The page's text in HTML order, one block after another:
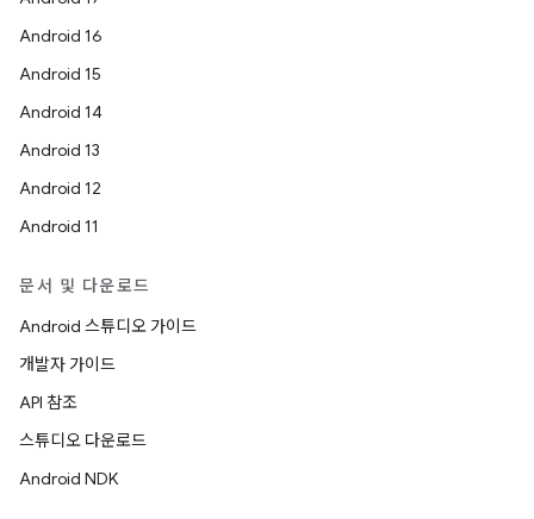
Android 16
Android 15
Android 14
Android 13
Android 12
Android 11
문서 및 다운로드
Android 스튜디오 가이드
개발자 가이드
API 참조
스튜디오 다운로드
Android NDK